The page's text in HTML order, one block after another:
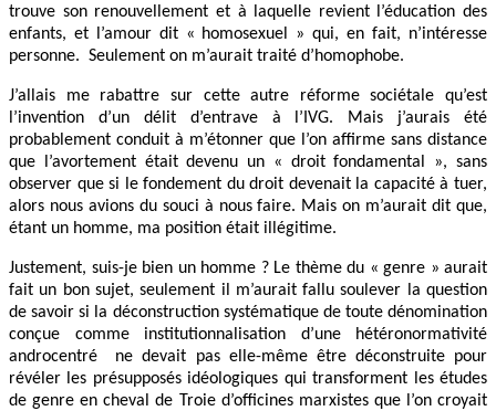
trouve son renouvellement et à laquelle revient l’éducation des
enfants, et l’amour dit « homosexuel » qui, en fait, n’intéresse
personne. Seulement on m’aurait traité d’homophobe.
J’allais me rabattre sur cette autre réforme sociétale qu’est
l’invention d’un délit d’entrave à l’IVG. Mais j’aurais été
probablement conduit à m’étonner que l’on affirme sans distance
que l’avortement était devenu un « droit fondamental », sans
observer que si le fondement du droit devenait la capacité à tuer,
alors nous avions du souci à nous faire. Mais on m’aurait dit que,
étant un homme, ma position était illégitime.
Justement, suis-je bien un homme ? Le thème du « genre » aurait
fait un bon sujet, seulement il m’aurait fallu soulever la question
de savoir si la déconstruction systématique de toute dénomination
conçue comme institutionnalisation d’une hétéronormativité
androcentré ne devait pas elle-même être déconstruite pour
révéler les présupposés idéologiques qui transforment les études
de genre en cheval de Troie d’officines marxistes que l’on croyait